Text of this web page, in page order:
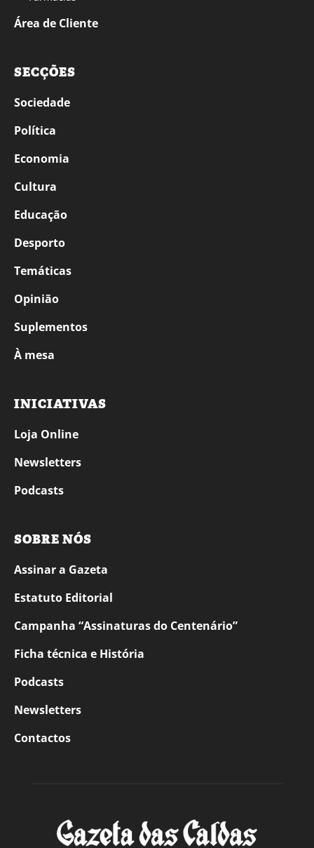
Área de Cliente
SECÇÕES
Sociedade
Política
Economia
Cultura
Educação
Desporto
Temáticas
Opinião
Suplementos
À mesa
INICIATIVAS
Loja Online
Newsletters
Podcasts
SOBRE NÓS
Assinar a Gazeta
Estatuto Editorial
Campanha “Assinaturas do Centenário”
Ficha técnica e História
Podcasts
Newsletters
Contactos